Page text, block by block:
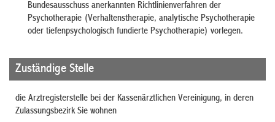
Bundesausschuss anerkannten Richtlinienverfahren der
Psychotherapie (Verhaltenstherapie, analytische Psychotherapie
oder tiefenpsychologisch fundierte Psychotherapie) vorlegen.
Zuständige Stelle
die Arztregisterstelle bei der Kassenärztlichen Vereinigung, in deren
Zulassungsbezirk Sie wohnen